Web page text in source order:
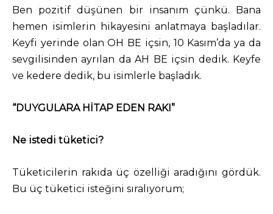
Ben pozitif düşünen bir insanım çünkü. Bana
hemen isimlerin hikayesini anlatmaya başladılar.
Keyfi yerinde olan OH BE içsin, 10 Kasım’da ya da
sevgilisinden ayrılan da AH BE içsin dedik. Keyfe
ve kedere dedik, bu isimlerle başladık.
“DUYGULARA HİTAP EDEN RAKI”
Ne istedi tüketici?
Tüketicilerin rakıda üç özelliği aradığını gördük.
Bu üç tüketici isteğini sıralıyorum;